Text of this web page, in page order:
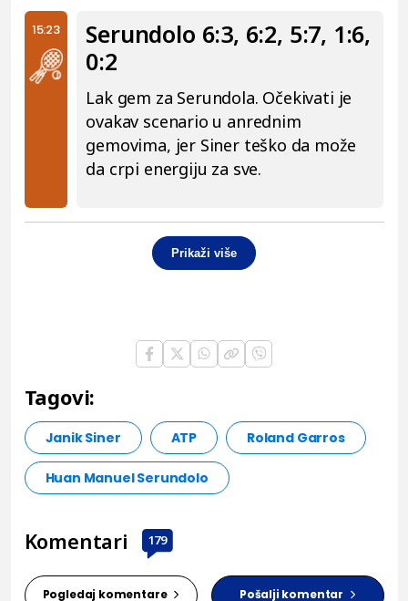
15:23
Serundolo 6:3, 6:2, 5:7, 1:6,
0:2
Lak gem za Serundola. Očekivati je
ovakav scenario u anrednim
gemovima, jer Siner teško da može
da crpi energiju za sve.
Prikaži više
Tagovi:
Janik Siner ATP Roland Garros
Huan Manuel Serundolo
Komentari 179
Pogledaj komentare Pošalji komentar